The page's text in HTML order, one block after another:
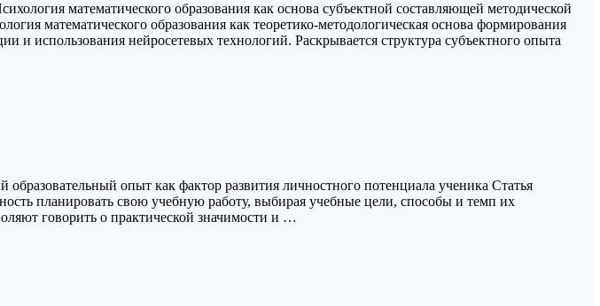
математического образования как основа субъектной составляющей методической
математического образования как теоретико-методологическая основа формирования
использования нейросетевых технологий. Раскрывается структура субъектного опыта
опыт как фактор развития личностного потенциала ученика Статья
планировать свою учебную работу, выбирая учебные цели, способы и темп их
говорить о практической значимости и …